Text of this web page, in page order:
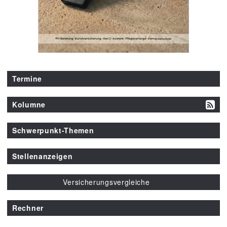
Termine
Kolumne
Schwerpunkt-Themen
Stellenanzeigen
Versicherungsvergleiche
Rechner